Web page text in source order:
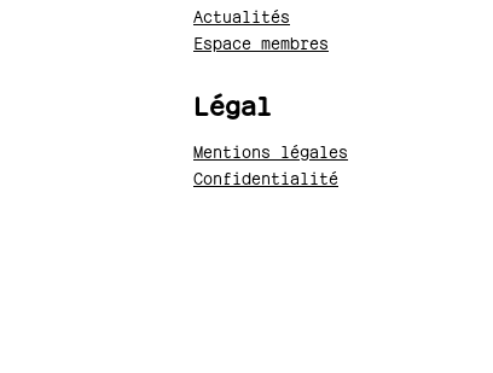
Actualités
Espace membres
Légal
Mentions légales
Confidentialité